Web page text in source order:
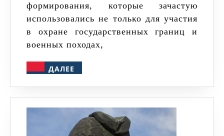
формирования, которые зачастую
использовались не только для участия
в охране государственных границ и
военных походах,
ДАЛЕЕ